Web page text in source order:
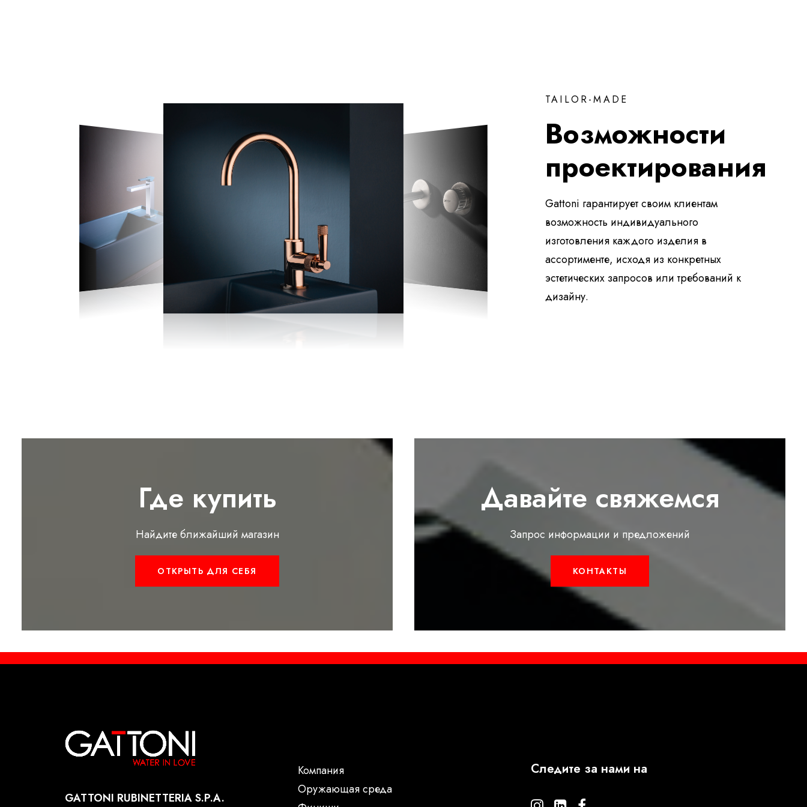
TAILOR-MADE
Возможности
проектирования
Gattoni гарантирует своим клиентам
возможность индивидуального
изготовления каждого изделия в
ассортименте, исходя из конкретных
эстетических запросов или требований к
дизайну.
Где купить
Найдите ближайший магазин
ОТКРЫТЬ ДЛЯ СЕБЯ
Давайте свяжемся
Запрос информации и предложений
КОНТАКТЫ
GATTONI RUBINETTERIA S.P.A.
Компания
Oружающая среда
Следите за нами на